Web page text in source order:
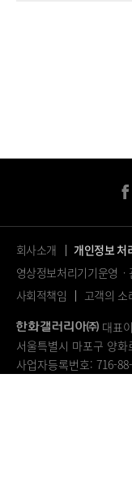
회사소개 개인정보 처
영상정보처리기기운영ㆍ
사회적책임
고객의 소
대표
서울특별시 마포구 양
사업자등록번호: 716-